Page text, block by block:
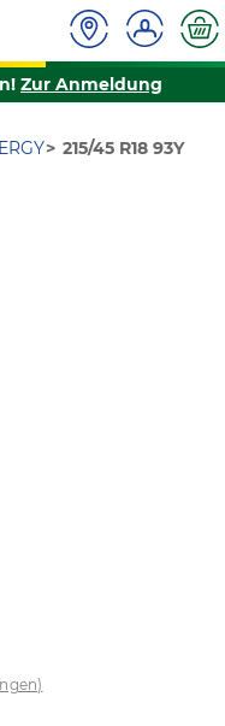
Zur Anmeldung
215/45 R18 93Y